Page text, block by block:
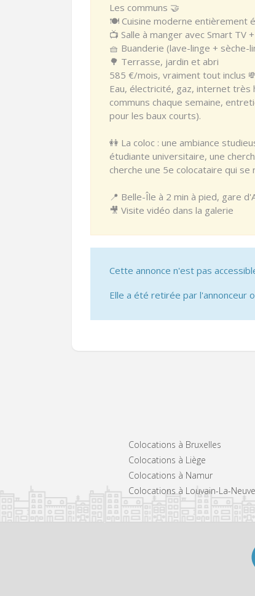
Les communs 🤝
🍽️ Cuisine moderne entièrement
📺 Salle à manger avec Smart TV
🧺 Buanderie (lave-linge + sèche-
🌳 Terrasse, jardin et abri
585 €/mois, vraiment tout inclus
Eau, électricité, gaz, internet très
communs chaque semaine,
pour les baux courts).
👭 La coloc : une ambiance
étudiante universitaire, une
cherche une 5e colocataire qui
📍 Belle-Île à 2 min à pied, gare
🎥 Visite vidéo dans la galerie
Cette annonce n'est pas
Elle a été retirée par l'annonceur
Colocations à Bruxelles
Colocations à Liège
Colocations à Namur
Colocations à Louvain-La-Neuve